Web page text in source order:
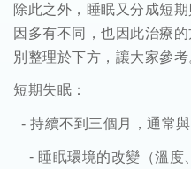
除此之外，睡眠又分成短期
因多有不同，也因此治療
別整理於下方，讓大家參考
短期失眠：
-持續不到三個月，通常
- 睡眠環境的改變（溫度